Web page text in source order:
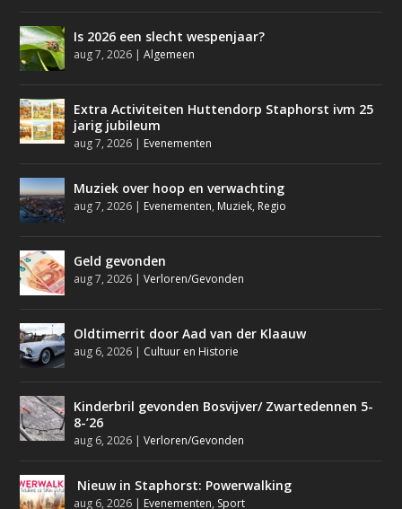
Is 2026 een slecht wespenjaar?
aug 7, 2026 |Algemeen
Extra Activiteiten Huttendorp Staphorst ivm 25
jarig jubileum
aug 7, 2026 | Evenementen
Muziek over hoop en verwachting
aug 7, 2026 | Evenementen, Muziek, Regio
Geld gevonden
aug 7, 2026 |Verloren/Gevonden
Oldtimerrit door Aad van der Klaauw
aug 6, 2026 | Cultuur en Historie
Kinderbril gevonden Bosvijver/ Zwartedennen 5-
8-’26
aug 6, 2026 |Verloren/Gevonden
Nieuw in Staphorst: Powerwalking
aug 6, 2026 | Evenementen, Sport